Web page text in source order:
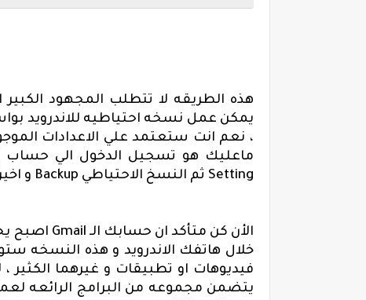
هذه الطريقه لا تتطلب المجهود
يمكن عمل نسخه احتياطيه للاندرويد
، نعم انت ستعتمد علي الاعدادات
ماعليك هو تسجيل الدخول الي حساب
Setting ثم النسخ الاحتياطي Backup و
الأن كن متأكد ان حسابك الـ Gmail اصبح
خلال هاتفك الاندرويد و هذه النسخه
فيديوهات او تطبيقات و غيرهما الكثير
يتضمن مجموعه من البرامج الرائعه